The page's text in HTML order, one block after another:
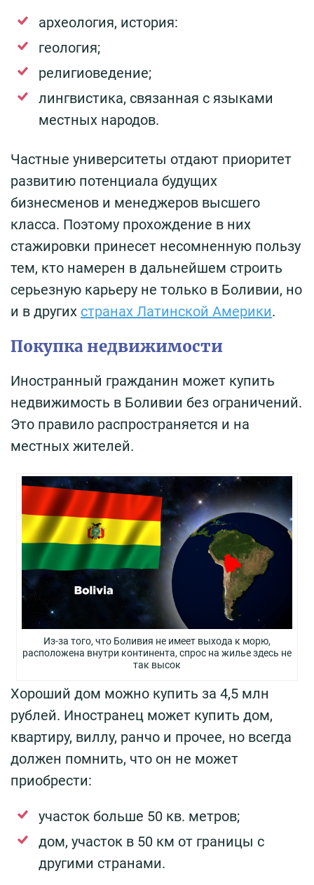
археология, история:
геология;
религиоведение;
лингвистика, связанная с языками
местных народов.
Частные университеты отдают приоритет
развитию потенциала будущих
бизнесменов и менеджеров высшего
класса. Поэтому прохождение в них
стажировки принесет несомненную пользу
тем, кто намерен в дальнейшем строить
серьезную карьеру не только в Боливии, но
и в других странах Латинской Америки.
Покупка недвижимости
Иностранный гражданин может купить
недвижимость в Боливии без ограничений.
Это правило распространяется и на
местных жителей.
Из-за того, что Боливия не имеет выхода к морю,
расположена внутри континента, спрос на жилье здесь не
так высок
Хороший дом можно купить за 4,5 млн
рублей. Иностранец может купить дом,
квартиру, виллу, ранчо и прочее, но всегда
должен помнить, что он не может
приобрести:
участок больше 50 кв. метров;
дом, участок в 50 км от границы с
другими странами.